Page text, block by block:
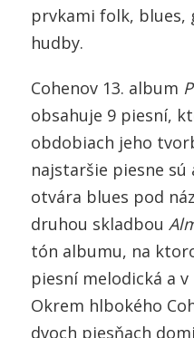
prvkami folk, blues,
hudby.
Cohenov 13. album
obsahuje 9 piesní,
obdobiach jeho
najstaršie piesne sú
otvára blues pod
druhou skladbou
tón albumu, na
piesní melodická a
Okrem hlbokého
dvoch piesňach